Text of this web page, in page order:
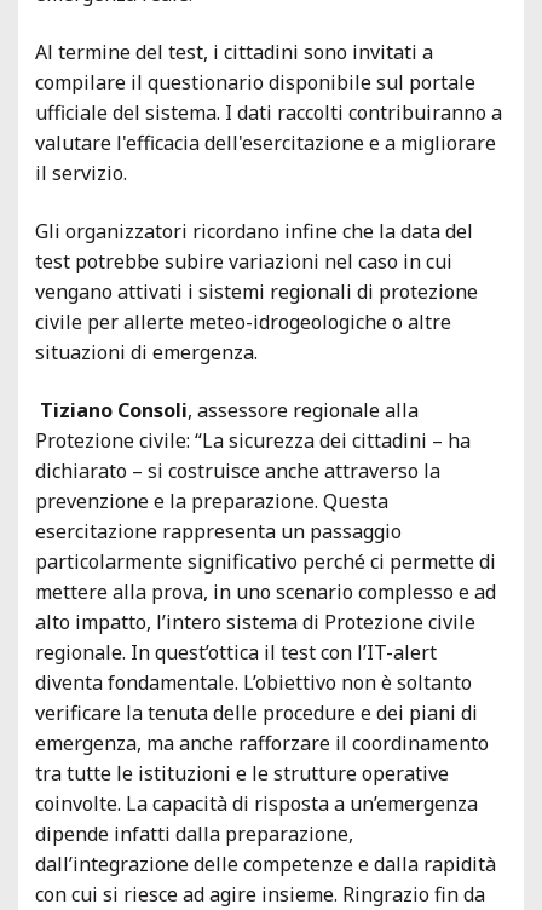
Al termine del test, i cittadini sono invitati a
compilare il questionario disponibile sul portale
ufficiale del sistema. I dati raccolti contribuiranno a
valutare l'efficacia dell'esercitazione e a migliorare
il servizio.
Gli organizzatori ricordano infine che la data del
test potrebbe subire variazioni nel caso in cui
vengano attivati i sistemi regionali di protezione
civile per allerte meteo-idrogeologiche o altre
situazioni di emergenza.
Tiziano Consoli, assessore regionale alla
Protezione civile: “La sicurezza dei cittadini – ha
dichiarato – si costruisce anche attraverso la
prevenzione e la preparazione. Questa
esercitazione rappresenta un passaggio
particolarmente significativo perché ci permette di
mettere alla prova, in uno scenario complesso e ad
alto impatto, l’intero sistema di Protezione civile
regionale. In quest’ottica il test con l’IT-alert
diventa fondamentale. L’obiettivo non è soltanto
verificare la tenuta delle procedure e dei piani di
emergenza, ma anche rafforzare il coordinamento
tra tutte le istituzioni e le strutture operative
coinvolte. La capacità di risposta a un’emergenza
dipende infatti dalla preparazione,
dall’integrazione delle competenze e dalla rapidità
con cui si riesce ad agire insieme. Ringrazio fin da